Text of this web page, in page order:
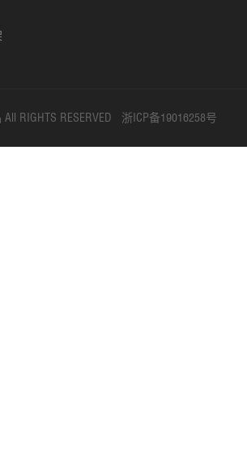
RIGHTS RESERVED 浙ICP备19016258号